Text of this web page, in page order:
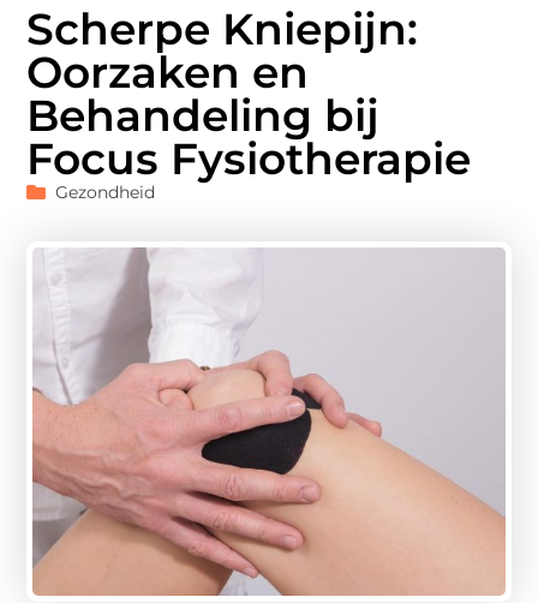
Scherpe Kniepijn:
Oorzaken en
Behandeling bij
Focus Fysiotherapie
Gezondheid